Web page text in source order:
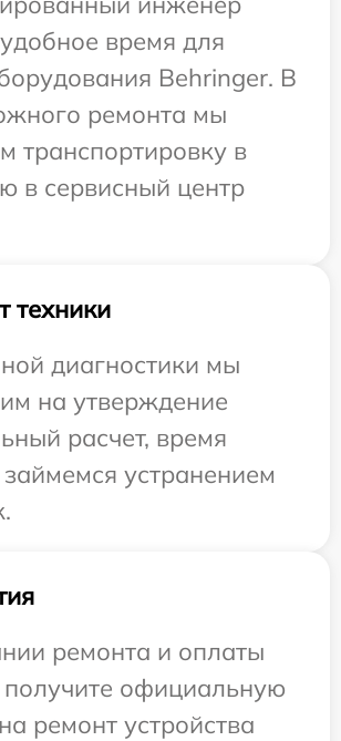
время для
Behringer. В
ремонта мы
транспортировку в
в сервисный центр
техники
диагностики мы
на утверждение
расчет, время
устранением
ремонта и оплаты
официальную
ремонт устройства